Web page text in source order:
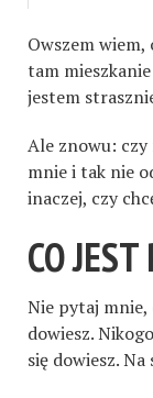
Owszem
tam
jestem
Ale znowu: czy
mnie i tak nie
inaczej, czy
CO
Nie pytaj mnie,
dowiesz.
się dowiesz.